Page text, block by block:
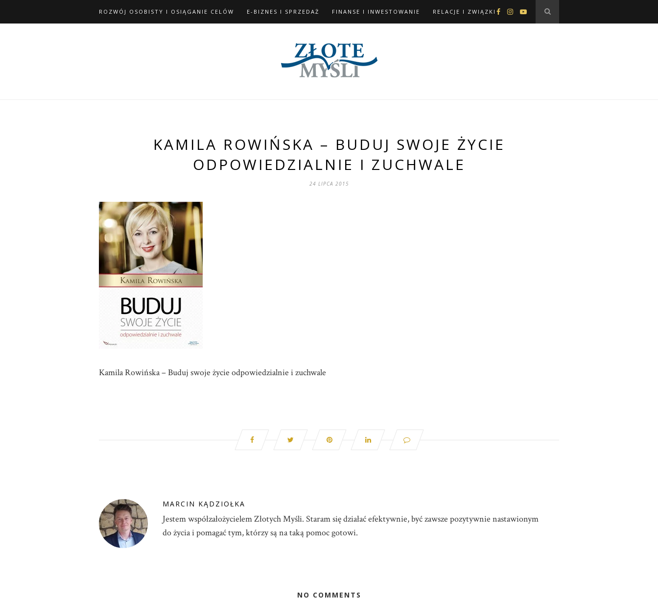
ROZWÓJ OSOBISTY I OSIĄGANIE CELÓW E-BIZNES I SPRZEDAŻ FINANSE I INWESTOWANIE RELACJE I ZWIĄZKI
KAMILA ROWIŃSKA – BUDUJ SWOJE ŻYCIE
ODPOWIEDZIALNIE I ZUCHWALE
24 LIPCA 2015
Kamila Rowińska – Buduj swoje życie odpowiedzialnie i zuchwale
MARCIN KĄDZIOŁKA
Jestem współzałożycielem Złotych Myśli. Staram się działać efektywnie, być zawsze pozytywnie nastawionym
do życia i pomagać tym, którzy są na taką pomoc gotowi.
NO COMMENTS